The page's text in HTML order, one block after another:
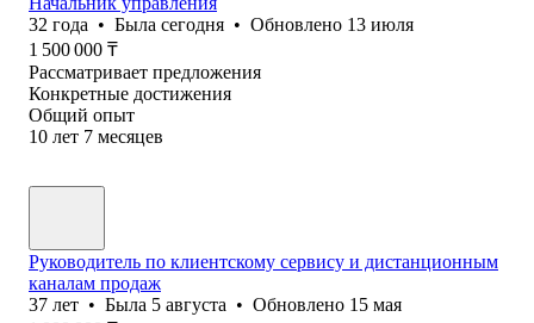
32 года • Была сегодня • Обновлено 13 июля
1 500 000 ₸
Рассматривает предложения
Конкретные достижения
Общий опыт
10 лет 7 месяцев
Руководитель по клиентскому сервису и дистанционным
каналам продаж
37 лет • Была 5 августа • Обновлено 15 мая